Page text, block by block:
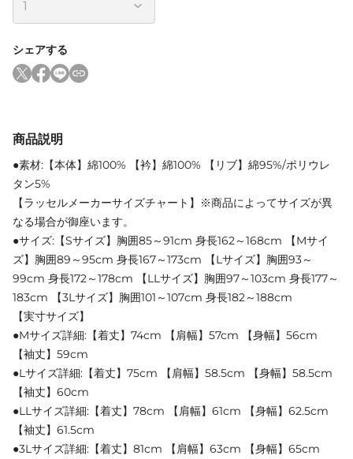
シェアする
商品説明
●素材:【本体】綿100% 【衿】綿100% 【リブ】綿95%/ポリウレ
タン5%
【ラッセルメーカーサイズチャート】※商品によってサイズが異
なる場合が御座います。
●サイズ:【Sサイズ】胸囲85～91cm 身長162～168cm 【Mサイ
ズ】胸囲89～95cm 身長167～173cm 【Lサイズ】胸囲93～
99cm 身長172～178cm 【LLサイズ】胸囲97～103cm 身長177～
183cm 【3Lサイズ】胸囲101～107cm 身長182～188cm
【実寸サイズ】
●Mサイズ詳細:【着丈】74cm 【肩幅】57cm 【身幅】56cm
【袖丈】59cm
●Lサイズ詳細:【着丈】75cm 【肩幅】58.5cm 【身幅】58.5cm
【袖丈】60cm
●LLサイズ詳細:【着丈】78cm 【肩幅】61cm 【身幅】62.5cm
【袖丈】61.5cm
●3Lサイズ詳細:【着丈】81cm 【肩幅】63cm 【身幅】65cm